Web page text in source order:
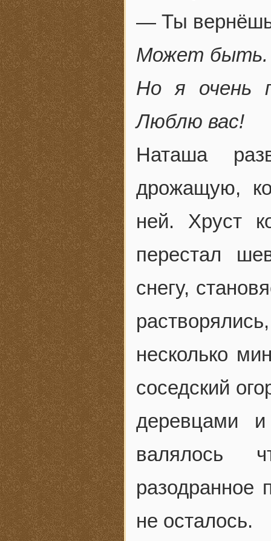
— Ты
Может быть.
Но я очень
Люблю вас!
Наташа
дрожащую,
ней. Хруст
перестал
снегу,
несколько
соседский
деревцами
валялось
разодранное
не осталось.